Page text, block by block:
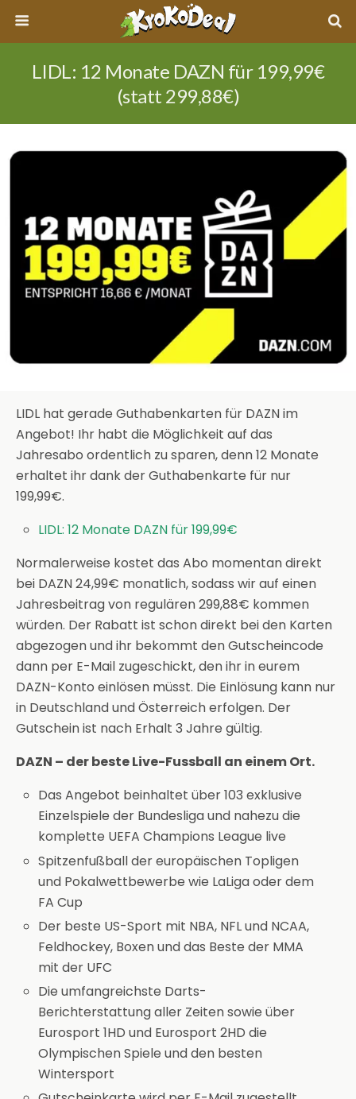
LIDL: 12 Monate DAZN für 199,99€
(statt 299,88€)
LIDL hat gerade Guthabenkarten für DAZN im
Angebot! Ihr habt die Möglichkeit auf das
Jahresabo ordentlich zu sparen, denn 12 Monate
erhaltet ihr dank der Guthabenkarte für nur
199,99€.
LIDL: 12 Monate DAZN für 199,99€
Normalerweise kostet das Abo momentan direkt
bei DAZN 24,99€ monatlich, sodass wir auf einen
Jahresbeitrag von regulären 299,88€ kommen
würden. Der Rabatt ist schon direkt bei den Karten
abgezogen und ihr bekommt den Gutscheincode
dann per E-Mail zugeschickt, den ihr in eurem
DAZN-Konto einlösen müsst. Die Einlösung kann nur
in Deutschland und Österreich erfolgen. Der
Gutschein ist nach Erhalt 3 Jahre gültig.
DAZN – der beste Live-Fussball an einem Ort.
Das Angebot beinhaltet über 103 exklusive
Einzelspiele der Bundesliga und nahezu die
komplette UEFA Champions League live
Spitzenfußball der europäischen Topligen
und Pokalwettbewerbe wie LaLiga oder dem
FA Cup
Der beste US-Sport mit NBA, NFL und NCAA,
Feldhockey, Boxen und das Beste der MMA
mit der UFC
Die umfangreichste Darts-
Berichterstattung aller Zeiten sowie über
Eurosport 1HD und Eurosport 2HD die
Olympischen Spiele und den besten
Wintersport